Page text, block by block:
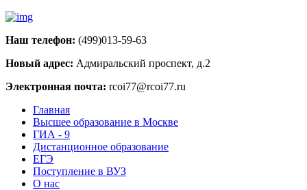
Наш телефон: (499)013-59-63
Новый адрес: Адмиральский проспект, д.2
Электронная почта: rcoi77@rcoi77.ru
Главная
Высшее образование в Москве
ГИА - 9
Дистанционное образование
ЕГЭ
Поступление в ВУЗ
О нас